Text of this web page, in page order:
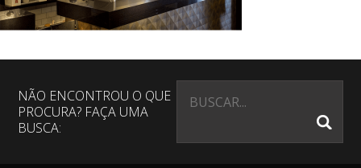
NÃO ENCONTROU O QUE
PROCURA? FAÇA UMA
BUSCA: